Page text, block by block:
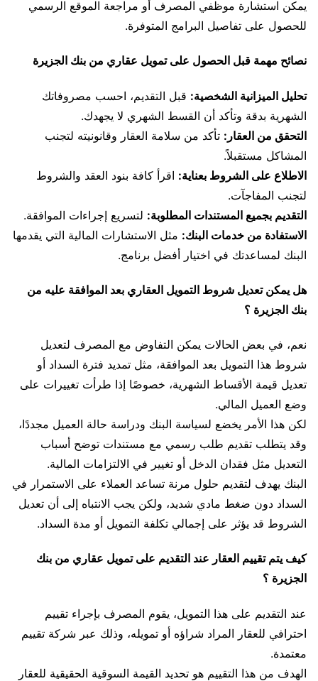
يمكن استشارة موظفي المصرف أو مراجعة الموقع الرسمي
للحصول على تفاصيل البرامج المتوفرة.
نصائح مهمة قبل الحصول على تمويل عقاري من بنك الجزيرة
تحليل الميزانية الشخصية: قبل التقديم، احسب مصروفاتك
الشهرية بدقة وتأكد أن القسط الشهري لا يجهدك.
التحقق من العقار: تأكد من سلامة العقار وقانونيته لتجنب
المشاكل مستقبلاً.
الاطلاع على الشروط بعناية: اقرأ كافة بنود العقد والشروط
لتجنب المفاجآت.
التقديم بجميع المستندات المطلوبة: لتسريع إجراءات الموافقة.
الاستفادة من خدمات البنك: مثل الاستشارات المالية التي يقدمها
البنك لمساعدتك في اختيار أفضل برنامج.
هل يمكن تعديل شروط التمويل العقاري بعد الموافقة عليه من
بنك الجزيرة ؟
نعم، في بعض الحالات يمكن التفاوض مع المصرف لتعديل
شروط هذا التمويل بعد الموافقة، مثل تمديد فترة السداد أو
تعديل قيمة الأقساط الشهرية، خصوصًا إذا طرأت تغييرات على
وضع العميل المالي.
لكن هذا الأمر يخضع لسياسة البنك ودراسة حالة العميل مجددًا،
وقد يتطلب تقديم طلب رسمي مع مستندات توضح أسباب
التعديل مثل فقدان الدخل أو تغيير في الالتزامات المالية.
البنك يهدف لتقديم حلول مرنة تساعد العملاء على الاستمرار في
السداد دون ضغط مادي شديد، ولكن يجب الانتباه إلى أن تعديل
الشروط قد يؤثر على إجمالي تكلفة التمويل أو مدة السداد.
كيف يتم تقييم العقار عند التقديم على تمويل عقاري من بنك
الجزيرة ؟
عند التقديم على هذا التمويل، يقوم المصرف بإجراء تقييم
احترافي للعقار المراد شراؤه أو تمويله، وذلك عبر شركة تقييم
معتمدة.
الهدف من هذا التقييم هو تحديد القيمة السوقية الحقيقية للعقار